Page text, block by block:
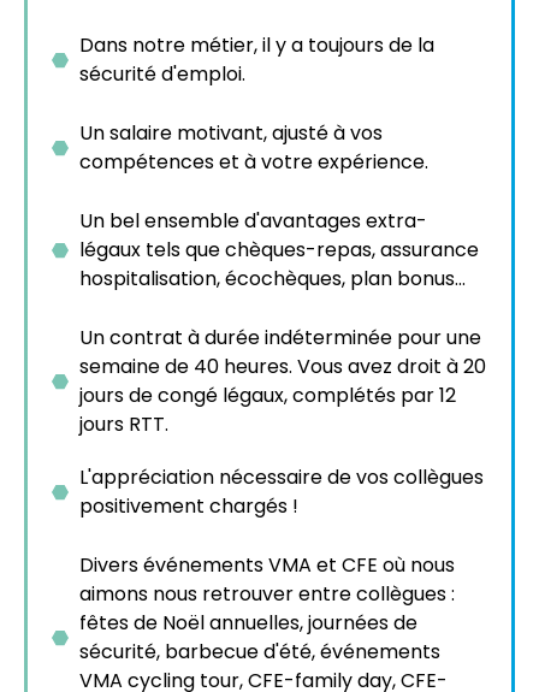
Dans notre métier, il y a toujours de la
sécurité d'emploi.
Un salaire motivant, ajusté à vos
compétences et à votre expérience.
Un bel ensemble d'avantages extra-
légaux tels que chèques-repas, assurance
hospitalisation, écochèques, plan bonus...
Un contrat à durée indéterminée pour une
semaine de 40 heures. Vous avez droit à 20
jours de congé légaux, complétés par 12
jours RTT.
L'appréciation nécessaire de vos collègues
positivement chargés !
Divers événements VMA et CFE où nous
aimons nous retrouver entre collègues :
fêtes de Noël annuelles, journées de
sécurité, barbecue d'été, événements
VMA cycling tour, CFE-family day, CFE-